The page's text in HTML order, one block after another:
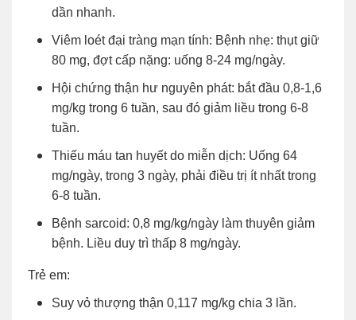
dần nhanh.
Viêm loét đại tràng mạn tính: Bệnh nhẹ: thụt giữ
80 mg, đợt cấp nặng: uống 8-24 mg/ngày.
Hội chứng thận hư nguyên phát: bắt đầu 0,8-1,6
mg/kg trong 6 tuần, sau đó giảm liều trong 6-8
tuần.
Thiếu máu tan huyết do miễn dịch: Uống 64
mg/ngày, trong 3 ngày, phải điều trị ít nhất trong
6-8 tuần.
Bệnh sarcoid: 0,8 mg/kg/ngày làm thuyên giảm
bệnh. Liều duy trì thấp 8 mg/ngày.
Trẻ em:
Suy vỏ thượng thận 0,117 mg/kg chia 3 lần.